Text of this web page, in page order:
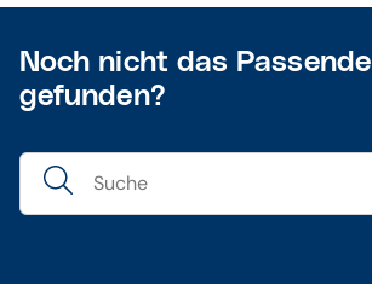
Noch nicht das Passende
gefunden?